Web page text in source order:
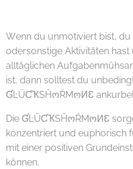
Wenn du unmotiviert bist,
odersonstige Aktivitäten
alltäglichen
ist, dann solltest du
ƓĿÜƇҠSĤოŔMოИƐ
Die ƓĿÜƇҠSĤოŔMოИƐ
konzentriert und euphorisch
mit einer positiven
können.